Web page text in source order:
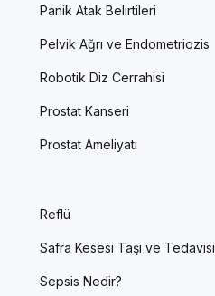
Panik Atak Belirtileri
Pelvik Ağrı ve Endometriozis
Robotik Diz Cerrahisi
Prostat Kanseri
Prostat Ameliyatı
Reflü
Safra Kesesi Taşı ve Tedavisi
Sepsis Nedir?